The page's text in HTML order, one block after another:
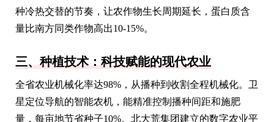
种冷热交替的节奏，让农作物生长周期延长，蛋白质含
量比南方同类作物高出10-15%。
三、种植技术：科技赋能的现代农业
全省农业机械化率达98%，从播种到收割全程机械化。卫
星定位导航的智能农机，能精准控制播种间距和施肥
量，每亩地节省种子10%。北大荒集团建立的数字农业平